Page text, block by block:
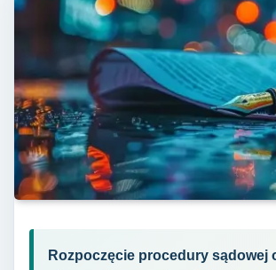
Rozpoczęcie procedury sądowej